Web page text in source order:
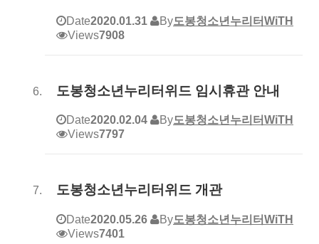
Date2020.01.31 By도봉청소년누리터WiTH
Views7908
도봉청소년누리터위드 임시휴관 안내
Date2020.02.04 By도봉청소년누리터WiTH
Views7797
도봉청소년누리터위드 개관
Date2020.05.26 By도봉청소년누리터WiTH
Views7401